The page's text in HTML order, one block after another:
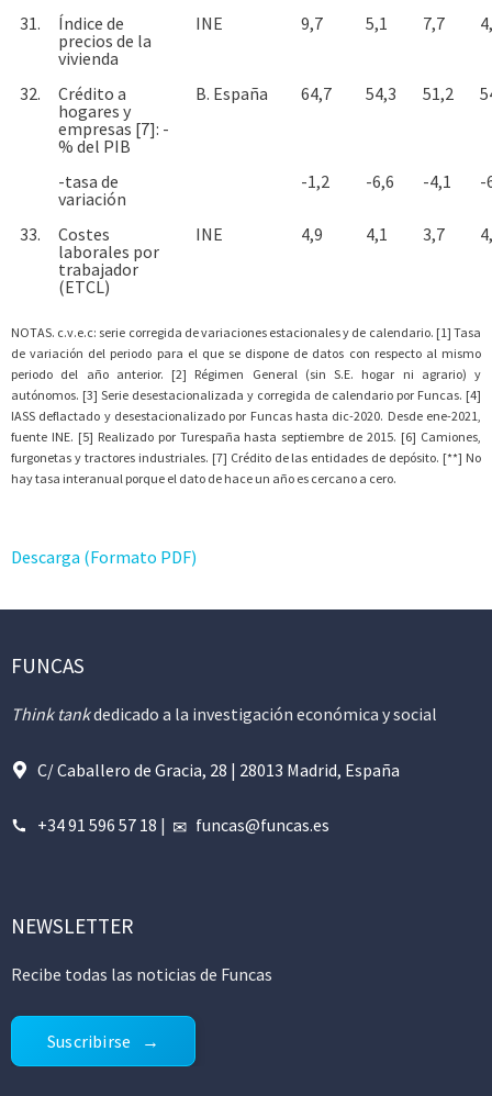
31.
Índice de
precios de la
vivienda
INE 9,7 5,1 7,7
32.
Crédito a
hogares y
empresas [7]: -
% del PIB
B. España 64,7 54,3 51,2
-tasa de
variación
-1,2 -6,6 -4,1 -
33.
Costes
laborales por
trabajador
(ETCL)
INE 4,9 4,1 3,7
NOTAS. c.v.e.c: serie corregida de variaciones estacionales y de calendario. [1] Tasa
de variación del periodo para el que se dispone de datos con respecto al mismo
periodo del año anterior. [2] Régimen General (sin S.E. hogar ni agrario) y
autónomos. [3] Serie desestacionalizada y corregida de calendario por Funcas. [4]
IASS deflactado y desestacionalizado por Funcas hasta dic-2020. Desde ene-2021,
fuente INE. [5] Realizado por Turespaña hasta septiembre de 2015. [6] Camiones,
furgonetas y tractores industriales. [7] Crédito de las entidades de depósito. [**] No
hay tasa interanual porque el dato de hace un año es cercano a cero.
Descarga (Formato PDF)
FUNCAS
Think tankdedicado a la investigación económica y social
C/ Caballero de Gracia, 28 | 28013 Madrid, España
+34 91 596 57 18 | funcas@funcas.es
NEWSLETTER
Recibe todas las noticias de Funcas
Suscribirse